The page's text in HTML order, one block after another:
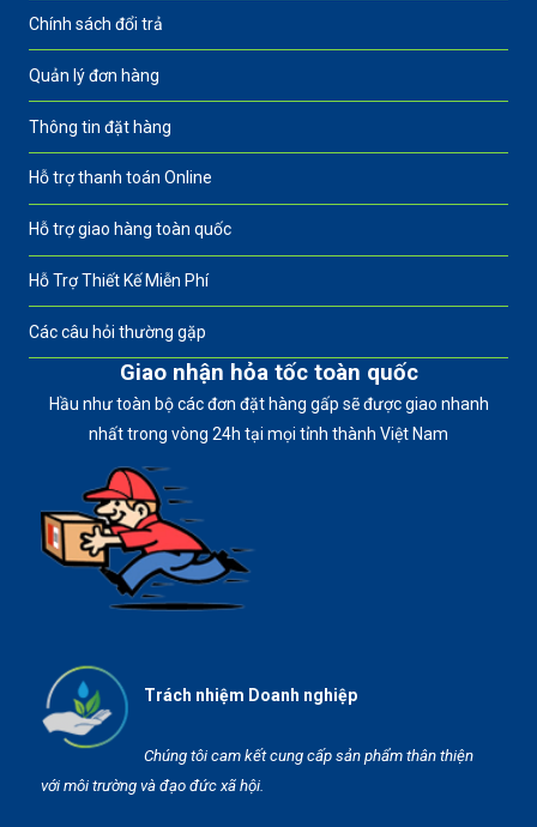
Chính sách đổi trả
Quản lý đơn hàng
Thông tin đặt hàng
Hỗ trợ thanh toán Online
Hỗ trợ giao hàng toàn quốc
Hỗ Trợ Thiết Kế Miễn Phí
Các câu hỏi thường gặp
Giao nhận hỏa tốc toàn quốc
Hầu như toàn bộ các đơn đặt hàng gấp sẽ được giao nhanh
nhất trong vòng 24h tại mọi tỉnh thành Việt Nam
Trách nhiệm Doanh nghiệp
Chúng tôi cam kết cung cấp sản phẩm thân thiện
với môi trường và đạo đức xã hội.